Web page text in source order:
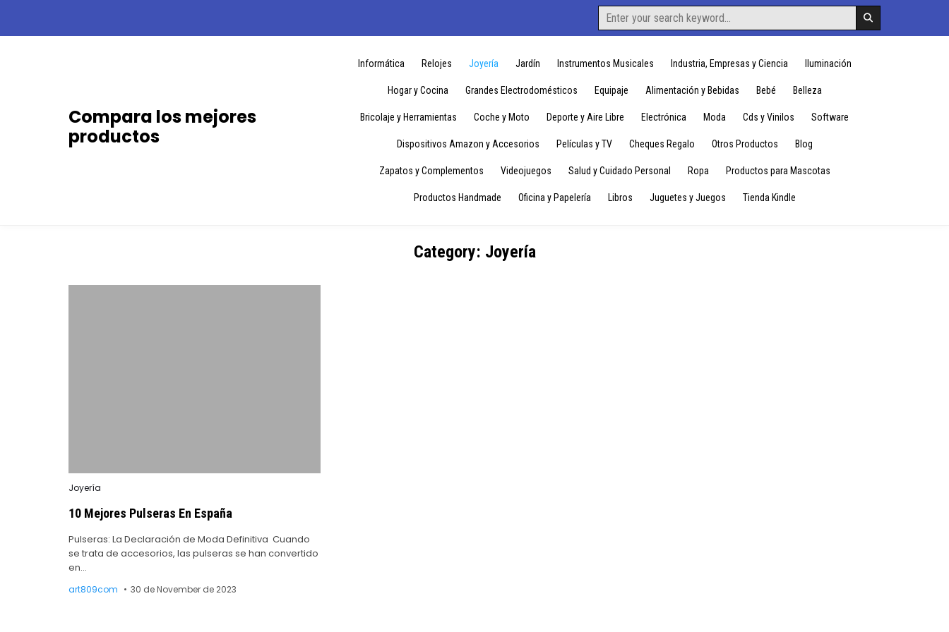
content
Search
for:
Compara los mejores
productos
Informática Relojes Joyería Jardín Instrumentos Musicales Industria, Empresas y Ciencia Iluminación
Hogar y Cocina Grandes Electrodomésticos Equipaje Alimentación y Bebidas Bebé Belleza
Bricolaje y Herramientas Coche y Moto Deporte y Aire Libre Electrónica Moda Cds y Vinilos Software
Dispositivos Amazon y Accesorios Películas y TV Cheques Regalo Otros Productos Blog
Zapatos y Complementos Videojuegos Salud y Cuidado Personal Ropa Productos para Mascotas
Productos Handmade Oficina y Papelería Libros Juguetes y Juegos Tienda Kindle
Category: Joyería
Posted
Joyería
10 Mejores Pulseras En España
Pulseras: La Declaración de Moda Definitiva Cuando
se trata de accesorios, las pulseras se han convertido
en…
art809com 30 de November de 2023